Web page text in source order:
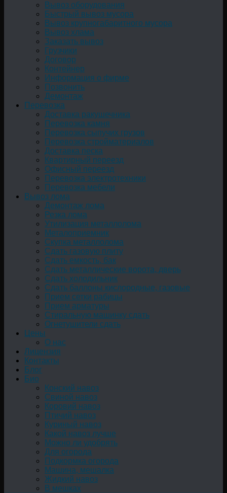
Вывоз оборудования
Быстрый вывоз мусора
Вывоз крупногабаритного мусора
Вывоз хлама
Заказать вывоз
Грузчики
Договор
Контейнер
Информация о фирме
Позвонить
Демонтаж
Перевозка
Доставка ракушечника
Перевозка камня
Перевозка сыпучих грузов
Перевозка стройматериалов
Доставка песка
Квартирный переезд
Офисный переезд
Перевозка электротехники
Перевозка мебели
Вывоз лома
Демонтаж лома
Резка лома
Утилизация металлолома
Металоприемник
Скупка металлолома
Сдать газовую плиту
Сдать емкость, бак
Cдать металлические ворота, дверь
Сдать холодильник
Сдать баллоны кислородные, газовые
Прием сетки рабицы
Прием арматуры
Стиральную машинку сдать
Огнетушители сдать
Цены
О нас
Лицензия
Контакты
Блог
Био
Конский навоз
Свиной навоз
Коровий навоз
Птичий навоз
Куриный навоз
Какой навоз лучше
Можно ли удобрять
Для огорода
Подкормка огорода
Машина, мешалка
Жидкий навоз
В мешках